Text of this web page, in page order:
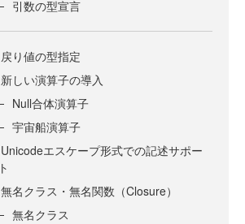
引数の型宣言
戻り値の型指定
新しい演算子の導入
Null合体演算子
宇宙船演算子
Unicodeエスケープ形式での記述サポー
ト
無名クラス・無名関数（Closure）
無名クラス